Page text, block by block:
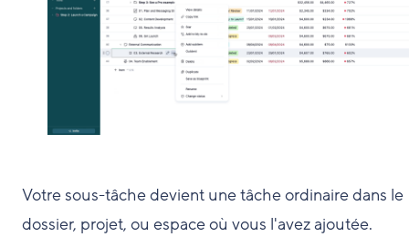
Votre sous-tâche devient une tâche ordinaire dans le
dossier, projet, ou espace où vous l'avez ajoutée.